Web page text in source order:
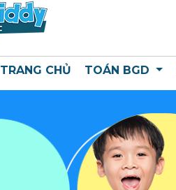
TRANG CHỦ TOÁN BGD